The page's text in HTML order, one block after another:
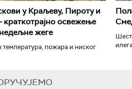
у Краљеву, Пироту и
освежење
жеге
температура, пожара и ниског
Шест